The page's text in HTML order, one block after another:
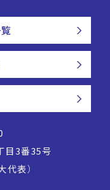
目3番35号
代表）